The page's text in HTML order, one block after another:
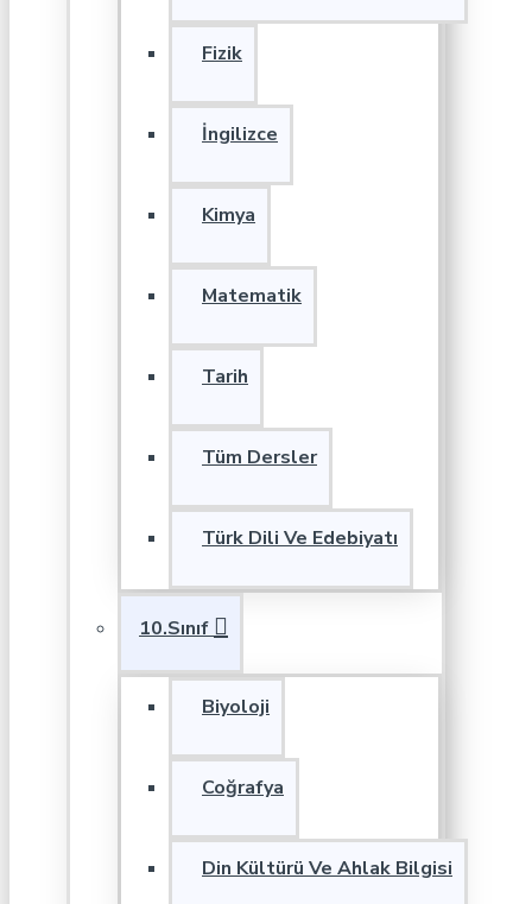
Fizik
İngilizce
Kimya
Matematik
Tarih
Tüm Dersler
Türk Dili Ve Edebiyatı
10.Sınıf
Biyoloji
Coğrafya
Din Kültürü Ve Ahlak Bilgisi